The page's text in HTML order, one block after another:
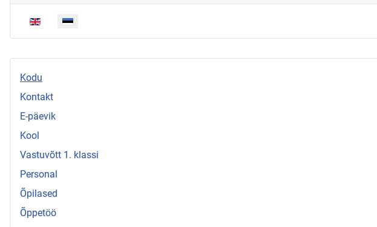
Kodu
Kontakt
E-päevik
Kool
Vastuvõtt 1. klassi
Personal
Õpilased
Õppetöö
Vali keel